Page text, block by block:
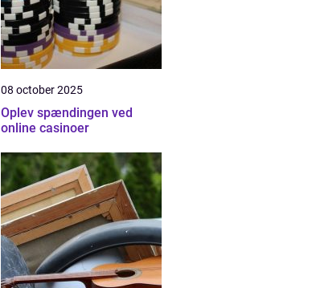
08 october 2025
Oplev spændingen ved
online casinoer